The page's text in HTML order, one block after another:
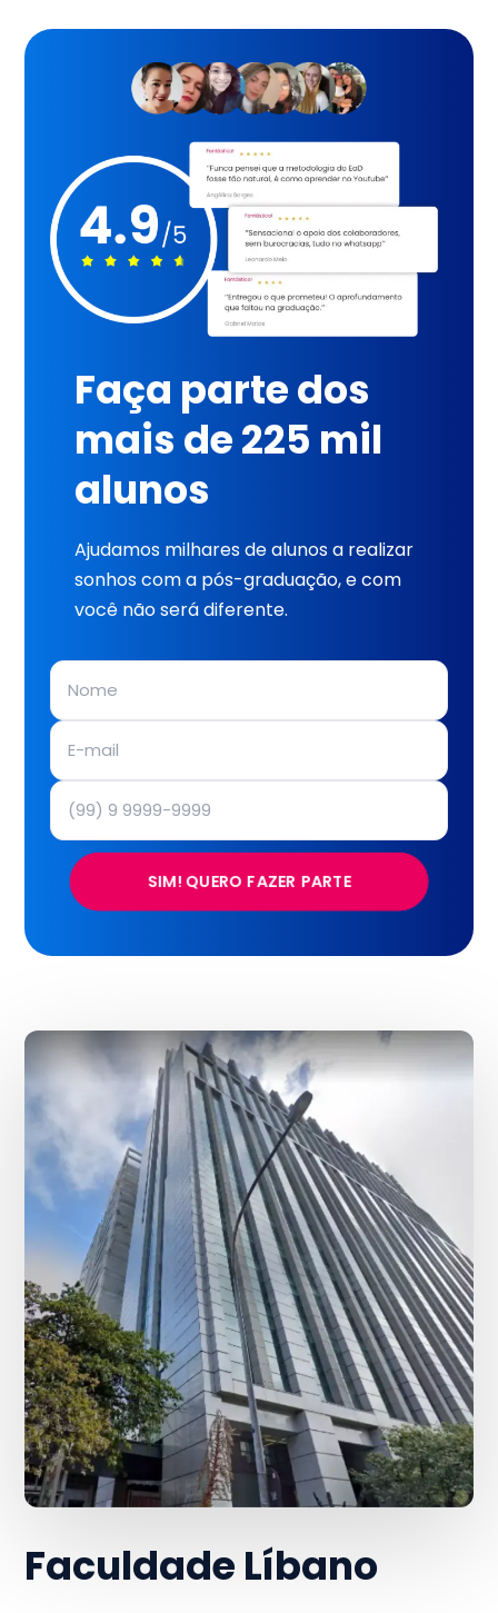
Faça parte dos
mais de 225 mil
alunos
Ajudamos milhares de alunos a realizar
sonhos com a pós-graduação, e com
você não será diferente.
SIM! QUERO FAZER PARTE
Faculdade Líbano